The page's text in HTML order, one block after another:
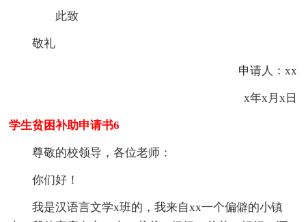
此致
敬礼
申请人：xx
x年x月x日
学生贫困补助申请书6
尊敬的校领导，各位老师：
你们好！
我是汉语言文学x班的，我来自xx一个偏僻的小镇